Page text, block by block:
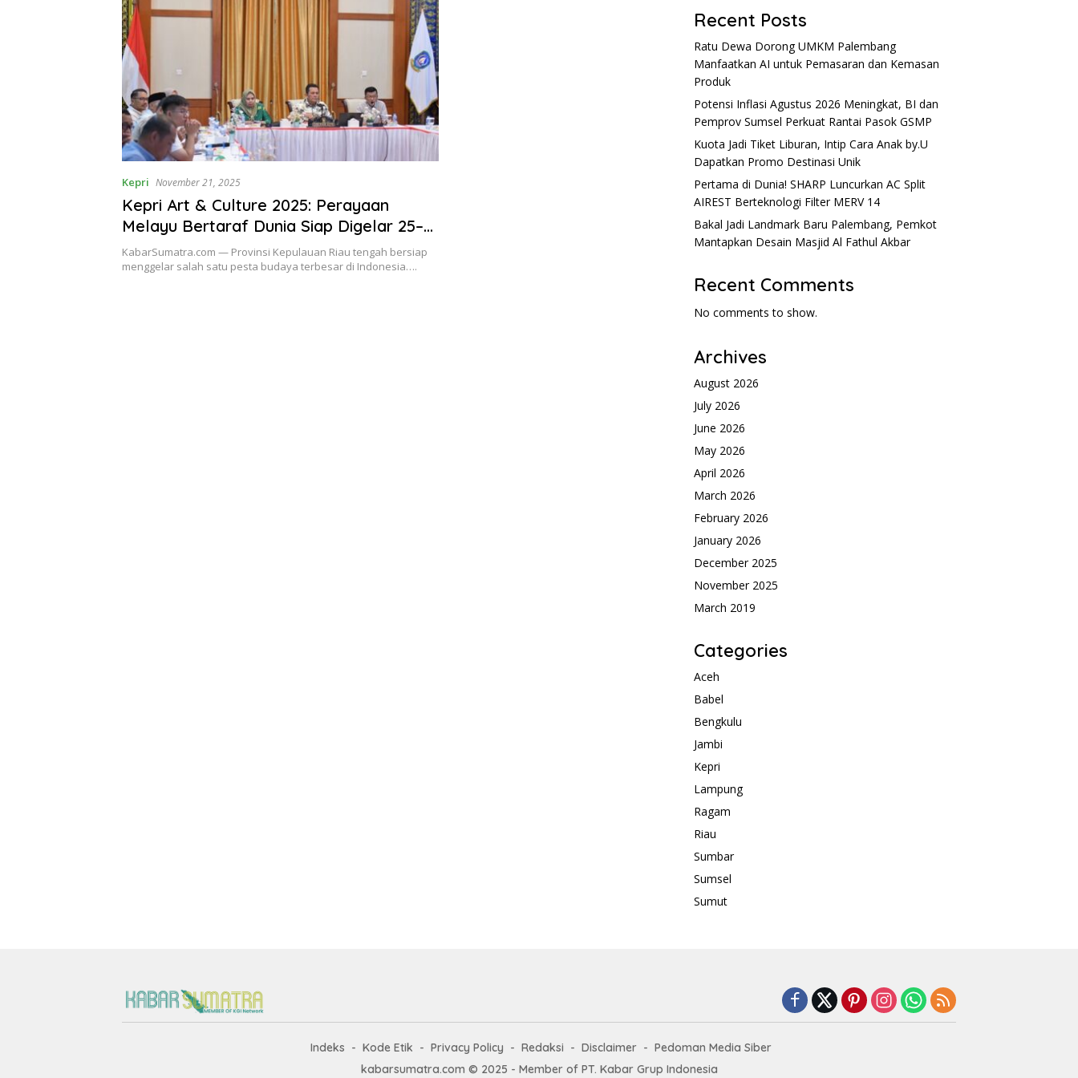
Kepri November 21, 2025
Kepri Art & Culture 2025: Perayaan
Melayu Bertaraf Dunia Siap Digelar 25–
29 November
KabarSumatra.com — Provinsi Kepulauan Riau tengah bersiap
menggelar salah satu pesta budaya terbesar di Indonesia….
Recent Posts
Ratu Dewa Dorong UMKM Palembang
Manfaatkan AI untuk Pemasaran dan Kemasan
Produk
Potensi Inflasi Agustus 2026 Meningkat, BI dan
Pemprov Sumsel Perkuat Rantai Pasok GSMP
Kuota Jadi Tiket Liburan, Intip Cara Anak by.U
Dapatkan Promo Destinasi Unik
Pertama di Dunia! SHARP Luncurkan AC Split
AIREST Berteknologi Filter MERV 14
Bakal Jadi Landmark Baru Palembang, Pemkot
Mantapkan Desain Masjid Al Fathul Akbar
Recent Comments
No comments to show.
Archives
August 2026
July 2026
June 2026
May 2026
April 2026
March 2026
February 2026
January 2026
December 2025
November 2025
March 2019
Categories
Aceh
Babel
Bengkulu
Jambi
Kepri
Lampung
Ragam
Riau
Sumbar
Sumsel
Sumut
Indeks Kode Etik Privacy Policy Redaksi Disclaimer
Pedoman Media Siber
kabarsumatra.com © 2025 - Member of PT. Kabar Grup Indonesia